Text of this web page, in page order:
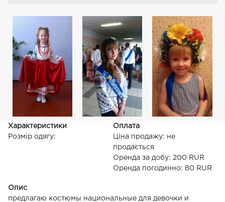
Характеристики
Розмір одягу:
Оплата
Ціна продажу: не
продається
Оренда за добу: 200 RUR
Оренда погодинно: 80 RUR
Опис
предлагаю костюмы национальные для девочки и